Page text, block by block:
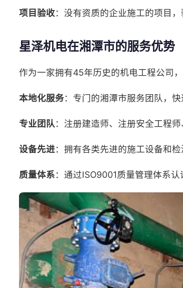
项目验收：没有资质的企业施工的项目
星泽机电在湘潭市的服务优势
作为一家拥有45年历史的机电工程公司
本地化服务：专门的湘潭市服务团队，
专业团队：注册建造师、注册安全工程
设备先进：拥有各类先进的施工设备和
质量体系：通过ISO9001质量管理体系认